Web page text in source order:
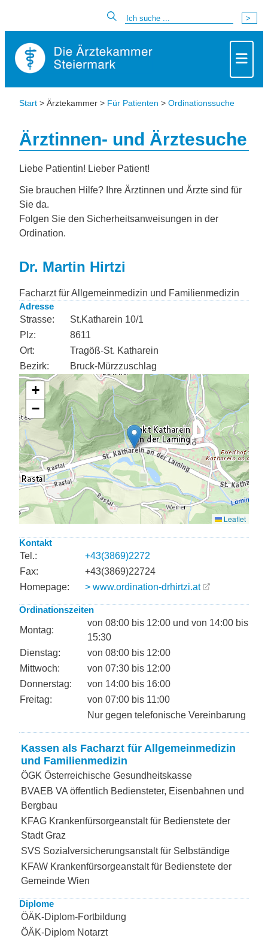
Start > Ärztekammer > Für Patienten > Ordinationssuche
Ärztinnen- und Ärztesuche
Liebe Patientin! Lieber Patient!
Sie brauchen Hilfe? Ihre Ärztinnen und Ärzte sind für
Sie da.
Folgen Sie den Sicherheitsanweisungen in der
Ordination.
Dr. Martin Hirtzi
Facharzt für Allgemeinmedizin und Familienmedizin
Adresse
Strasse:
St.Katharein 10/1
Plz:
8611
Ort:
Tragöß-St. Katharein
Bezirk:
Bruck-Mürzzuschlag
Kontakt
Tel.:
+43(3869)2272
Fax:
+43(3869)22724
Homepage:
> www.ordination-drhirtzi.at
Ordinationszeiten
Montag:
von 08:00 bis 12:00 und von 14:00 bis
15:30
Dienstag:
von 08:00 bis 12:00
Mittwoch:
von 07:30 bis 12:00
Donnerstag:
von 14:00 bis 16:00
Freitag:
von 07:00 bis 11:00
Nur gegen telefonische Vereinbarung
Kassen als Facharzt für Allgemeinmedizin
und Familienmedizin
ÖGK Österreichische Gesundheitskasse
BVAEB VA öffentlich Bediensteter, Eisenbahnen und
Bergbau
KFAG Krankenfürsorgeanstalt für Bedienstete der
Stadt Graz
SVS Sozialversicherungsanstalt für Selbständige
KFAW Krankenfürsorgeanstalt für Bedienstete der
Gemeinde Wien
Diplome
ÖÄK-Diplom-Fortbildung
ÖÄK-Diplom Notarzt